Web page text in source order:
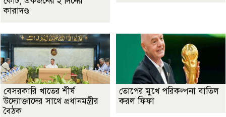
কারাদণ্ড
বেসরকারি খাতের শীর্ষ
উদ্যোক্তাদের সাথে প্রধানমন্ত্রীর
বৈঠক
তোপের মুখে পরিকল্পনা বাতিল
করল ফিফা